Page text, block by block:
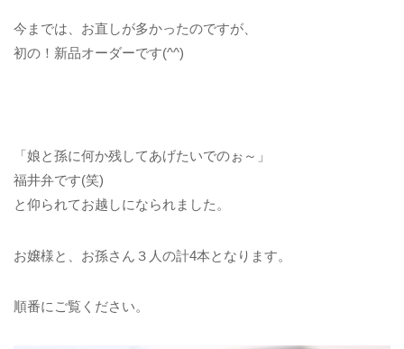
今までは、お直しが多かったのですが、
初の！新品オーダーです(^^)
「娘と孫に何か残してあげたいでのぉ～」
福井弁です(笑)
と仰られてお越しになられました。
お嬢様と、お孫さん３人の計4本となります。
順番にご覧ください。